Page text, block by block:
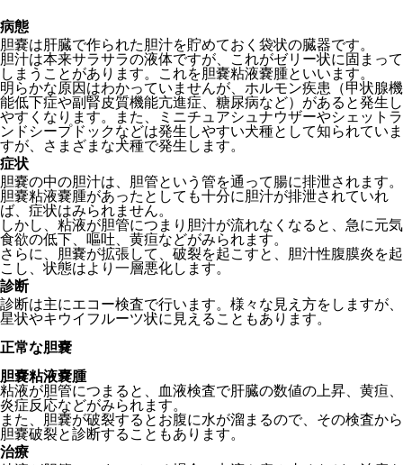
病態
胆嚢は肝臓で作られた胆汁を貯めておく袋状の臓器です。
胆汁は本来サラサラの液体ですが、これがゼリー状に固まって
しまうことがあります。これを胆嚢粘液嚢腫といいます。
明らかな原因はわかっていませんが、ホルモン疾患（甲状腺機
能低下症や副腎皮質機能亢進症、糖尿病など）があると発生し
やすくなります。また、ミニチュアシュナウザーやシェットラ
ンドシープドックなどは発生しやすい犬種として知られていま
すが、さまざまな犬種で発生します。
症状
胆嚢の中の胆汁は、胆管という管を通って腸に排泄されます。
胆嚢粘液嚢腫があったとしても十分に胆汁が排泄されていれ
ば、症状はみられません。
しかし、粘液が胆管につまり胆汁が流れなくなると、急に元気
食欲の低下、嘔吐、黄疸などがみられます。
さらに、胆嚢が拡張して、破裂を起こすと、胆汁性腹膜炎を起
こし、状態はより一層悪化します。
診断
診断は主にエコー検査で行います。様々な見え方をしますが、
星状やキウイフルーツ状に見えることもあります。
正常な胆嚢
胆嚢粘液嚢腫
粘液が胆管につまると、血液検査で肝臓の数値の上昇、黄疸、
炎症反応などがみられます。
また、胆嚢が破裂するとお腹に水が溜まるので、その検査から
胆嚢破裂と診断することもあります。
治療